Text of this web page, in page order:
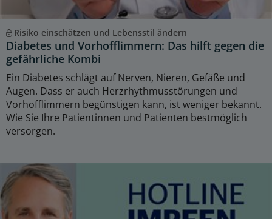
Risiko einschätzen und Lebensstil ändern
Diabetes und Vorhofflimmern: Das hilft gegen die
gefährliche Kombi
Ein Diabetes schlägt auf Nerven, Nieren, Gefäße und
Augen. Dass er auch Herzrhythmusstörungen und
Vorhofflimmern begünstigen kann, ist weniger bekannt.
Wie Sie Ihre Patientinnen und Patienten bestmöglich
versorgen.